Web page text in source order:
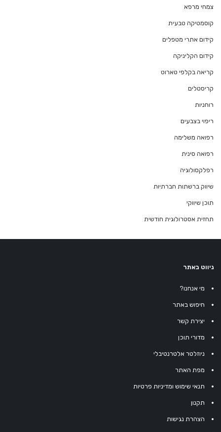
צמחי מרפא
קוסמטיקה טבעית
קידום אתרי מטפלים
קידום הקליניקה
קריאה בקלפי טארוט
קריסטלים
רוחניות
ריפוי בצבעים
רפואה משלימה
רפואה סינית
רפלקסולוגיה
שיווק ברשתות חברתיות
תוכן שיווקי
תחזית אסטרולוגית חודשית
ניווט באתר
מי אנחנו?
חיפוש באתר
יצירת קשר
מדורי תוכן
ניוזלטר אלטרנטיבלי
מפת האתר
תנאי שימוש ומדיניות פרטיות
תקנון
הצהרת נגישות